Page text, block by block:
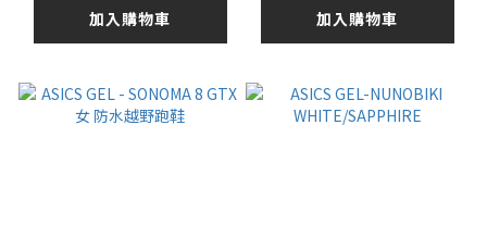
加入購物車
加入購物車